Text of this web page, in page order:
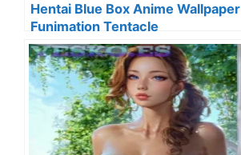
Hentai Blue Box Anime Wallpaper
Funimation Tentacle